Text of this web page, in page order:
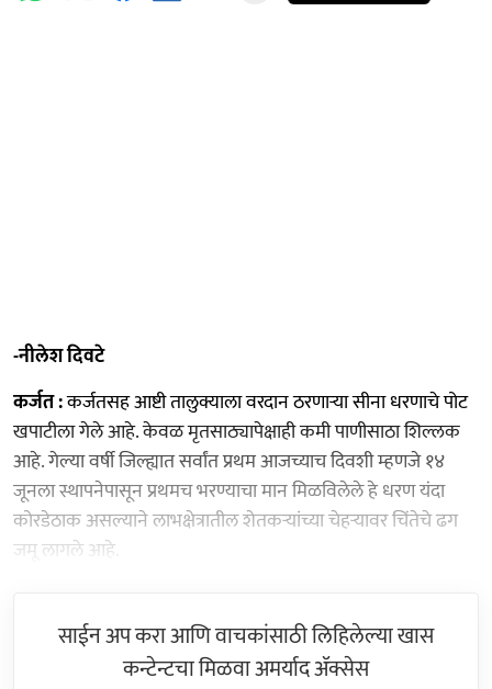
-नीलेश दिवटे
कर्जत :कर्जतसह आष्टी तालुक्याला वरदान ठरणाऱ्या सीना धरणाचे पोट
खपाटीला गेले आहे. केवळ मृतसाठ्यापेक्षाही कमी पाणीसाठा शिल्लक
आहे. गेल्या वर्षी जिल्ह्यात सर्वांत प्रथम आजच्याच दिवशी म्हणजे १४
जूनला स्थापनेपासून प्रथमच भरण्याचा मान मिळविलेले हे धरण यंदा
कोरडेठाक असल्याने लाभक्षेत्रातील शेतकऱ्यांच्या चेहऱ्यावर चिंतेचे ढग
जमू लागले आहे.
साईन अप करा आणि वाचकांसाठी लिहिलेल्या खास
कन्टेन्टचा मिळवा अमर्याद ॲक्सेस